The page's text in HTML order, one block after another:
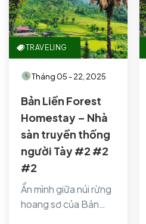
TRAVELING
Tháng 05 - 22, 2025
Bản Liền Forest
Homestay – Nhà
sàn truyền thống
người Tày #2 #2
#2
Ẩn mình giữa núi rừng
hoang sơ của Bản